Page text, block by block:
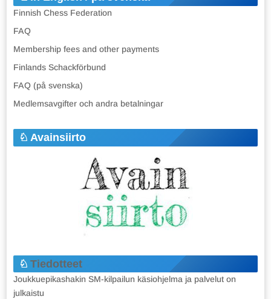
Finnish Chess Federation
FAQ
Membership fees and other payments
Finlands Schackförbund
FAQ (på svenska)
Medlemsavgifter och andra betalningar
Avainsiirto
Tiedotteet
Joukkuepikashakin SM-kilpailun käsiohjelma ja palvelut on
julkaistu